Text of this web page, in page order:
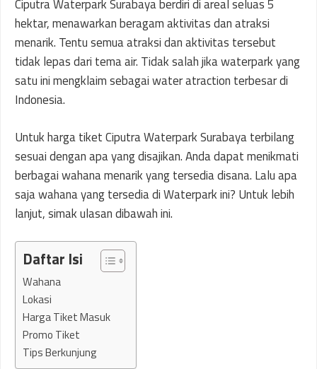
Ciputra Waterpark Surabaya berdiri di areal seluas 5
hektar, menawarkan beragam aktivitas dan atraksi
menarik. Tentu semua atraksi dan aktivitas tersebut
tidak lepas dari tema air. Tidak salah jika waterpark yang
satu ini mengklaim sebagai water atraction terbesar di
Indonesia.
Untuk harga tiket Ciputra Waterpark Surabaya terbilang
sesuai dengan apa yang disajikan. Anda dapat menikmati
berbagai wahana menarik yang tersedia disana. Lalu apa
saja wahana yang tersedia di Waterpark ini? Untuk lebih
lanjut, simak ulasan dibawah ini.
Daftar Isi
Wahana
Lokasi
Harga Tiket Masuk
Promo Tiket
Tips Berkunjung